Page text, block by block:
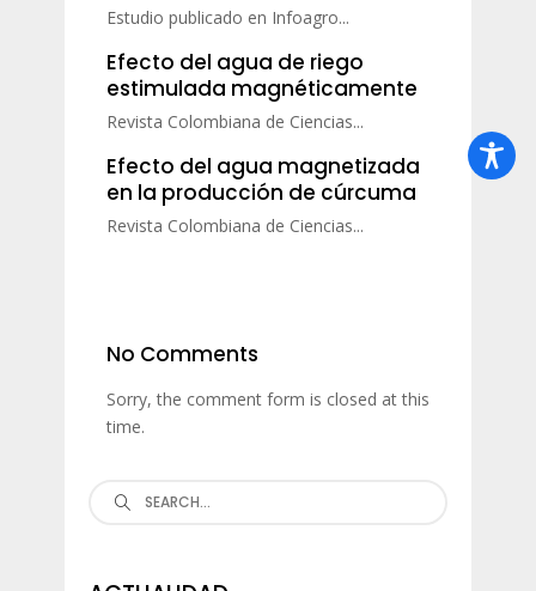
Estudio publicado en Infoagro...
Efecto del agua de riego
estimulada magnéticamente
Revista Colombiana de Ciencias...
Efecto del agua magnetizada
en la producción de cúrcuma
Revista Colombiana de Ciencias...
No Comments
Sorry, the comment form is closed at this
time.
Search